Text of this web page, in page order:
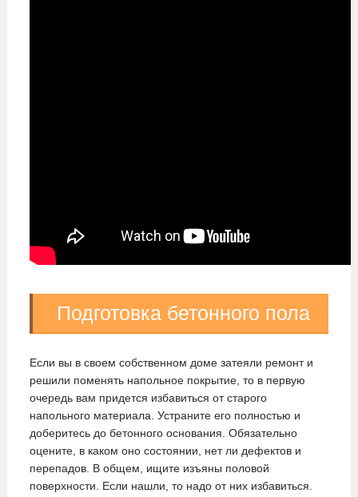
Подготовка бетонного пола
Если вы в своем собственном доме затеяли ремонт и
решили поменять напольное покрытие, то в первую
очередь вам придется избавиться от старого
напольного материала. Устраните его полностью и
доберитесь до бетонного основания. Обязательно
оцените, в каком оно состоянии, нет ли дефектов и
перепадов. В общем, ищите изъяны половой
поверхности. Если нашли, то надо от них избавиться.